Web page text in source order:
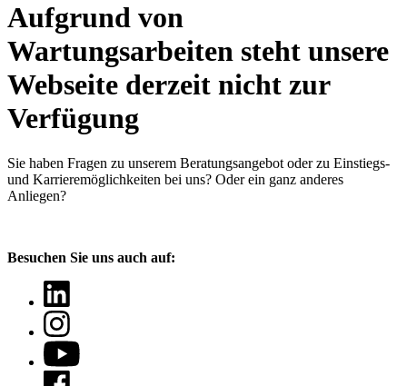
Aufgrund von
Wartungsarbeiten steht unsere
Webseite derzeit nicht zur
Verfügung
Sie haben Fragen zu unserem Beratungsangebot oder zu Einstiegs-
und Karrieremöglichkeiten bei uns? Oder ein ganz anderes
Anliegen?
Besuchen Sie uns auch auf: